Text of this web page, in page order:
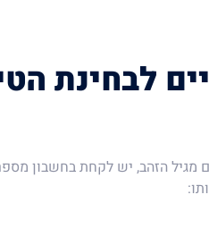
לבחינת
מגיל הזהב, יש לקחת בחשבון